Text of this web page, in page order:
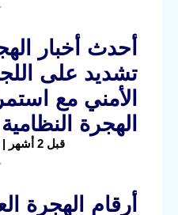
أحدث أخبار
تشديد على
الأمني مع
الهجرة النظامية
قبل 2 أشهر |